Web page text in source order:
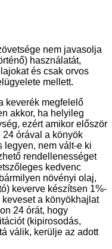
nem javasolja
használatát,
és csak orvos
mellett.
keverék megfelelő
akkor, ha helyileg
ezért amikor először
órával a könyök
legyen, nem vált-e ki
rendellenességet
kedvenc
növényi olaj,
keverve készítsen 1%-
a könyökhajlat
24 órát, hogy
(kipirosodás,
válik, kerülje az adott